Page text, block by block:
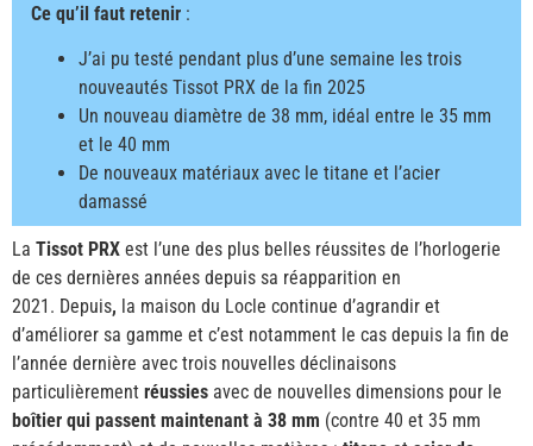
Ce qu’il faut retenir :
J’ai pu testé pendant plus d’une semaine les trois
nouveautés Tissot PRX de la fin 2025
Un nouveau diamètre de 38 mm, idéal entre le 35 mm
et le 40 mm
De nouveaux matériaux avec le titane et l’acier
damassé
La Tissot PRX est l’une des plus belles réussites de l’horlogerie
de ces dernières années depuis sa réapparition en
2021. Depuis, la maison du Locle continue d’agrandir et
d’améliorer sa gamme et c’est notamment le cas depuis la fin de
l’année dernière avec trois nouvelles déclinaisons
particulièrement réussies avec de nouvelles dimensions pour le
boîtier qui passent maintenant à 38 mm (contre 40 et 35 mm